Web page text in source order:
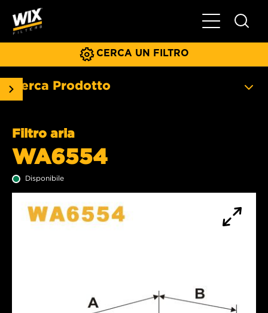
Menu
CERCA UN FILTRO
Cerca Prodotto
Filtro aria
WA6554
Disponibile